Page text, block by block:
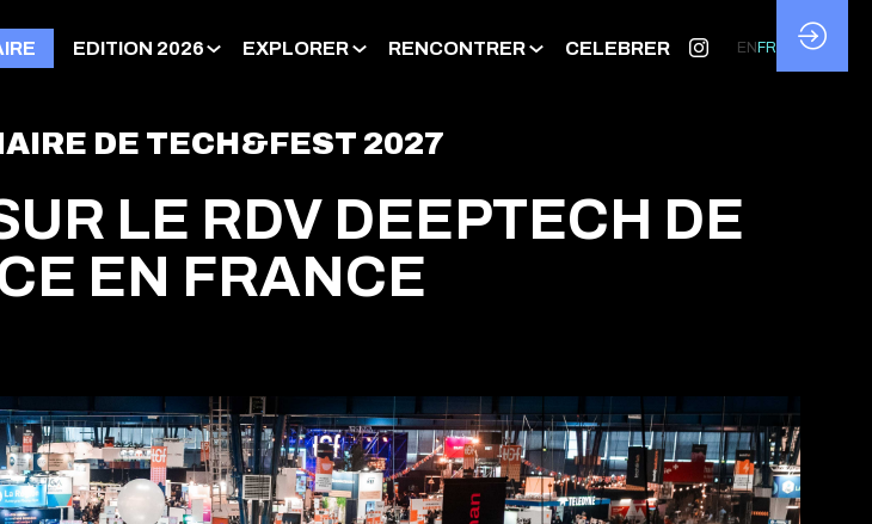
EDITION 2026 EXPLORER RENCONTRER CELEBRER EN FR
DE TECH&FEST 2027
LE RDV DEEPTECH DE
EN FRANCE